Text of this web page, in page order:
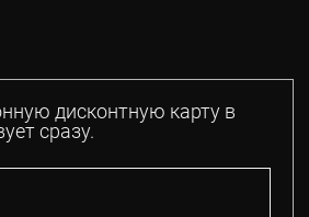
дисконтную карту в
сразу.